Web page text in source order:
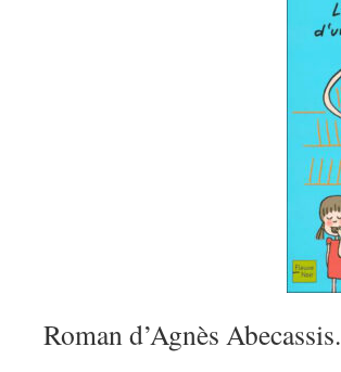
Romand’Agnès Abecassis.